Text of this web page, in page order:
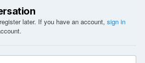
later. If you have an account, sign in